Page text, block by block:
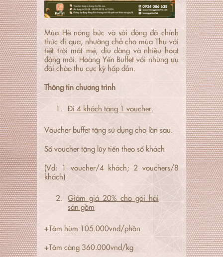
Mùa Hè nóng bức và sôi động đã chính
thức đi qua, nhường chỗ cho mùa Thu với
tiết trời mát mẻ, dịu dàng và nhiều hoạt
động mới. Hoàng Yến Buffet với những ưu
đãi chào thu cực kỳ hấp dẫn.
Thông tin chương trình
Đi 4 khách tặng 1 voucher.
Voucher buffet tặng sử dụng cho lần sau.
Số voucher tặng lũy tiến theo số khách
(Vd: 1 voucher/4 khách; 2 vouchers/8
khách)
Giảm giá 20% cho gói hải
sản gồm
+Tôm hùm 105.000vnd/phần
+Tôm càng 360.000vnd/kg